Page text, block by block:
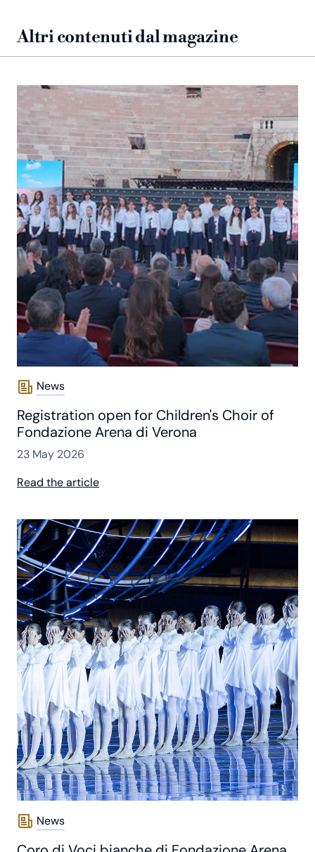
Altri contenuti dal magazine
News
Registration open for Children's Choir of
Fondazione Arena di Verona
23 May 2026
Read the article
News